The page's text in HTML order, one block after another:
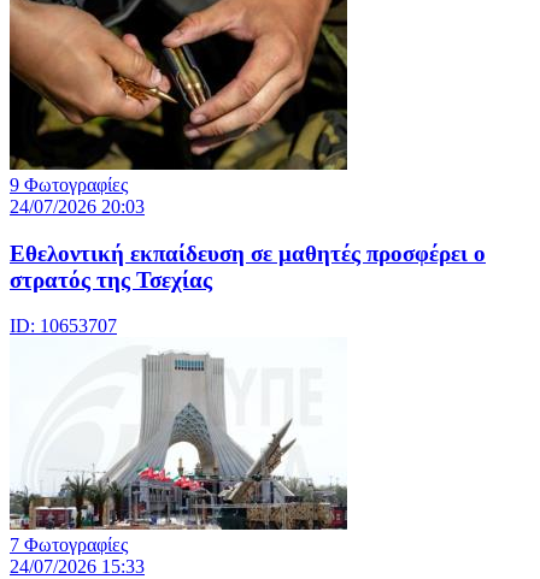
9 Φωτογραφίες
24/07/2026 20:03
Eθελοντική εκπαίδευση σε μαθητές προσφέρει ο
στρατός της Τσεχίας
ID: 10653707
7 Φωτογραφίες
24/07/2026 15:33